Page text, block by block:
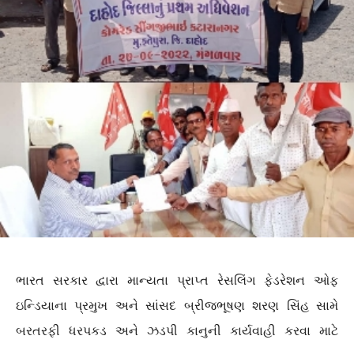
ભારત સરકાર દ્વારા માન્યતા પ્રાપ્ત રેસલિંગ ફેડરેશન ઓફ
ઇન્ડિયાના પ્રમુખ અને સાંસદ બ્રીજભૂષણ શરણ સિંહ સામે
બરતરફી ધરપકડ અને ઝડપી કાનુની કાર્યવાહી કરવા માટે